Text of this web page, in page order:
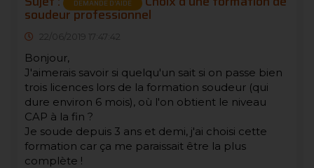
DEMANDE D’AIDE
soudeur professionnel
22/06/2019 17:47:42
Bonjour,
J'aimerais savoir si quelqu'un sait si on passe bien
trois licences lors de la formation soudeur (qui
dure environ 6 mois), où l'on obtient le niveau
CAP à la fin ?
Je soude depuis 3 ans et demi, j'ai choisi cette
formation car ça me paraissait être la plus
complète !